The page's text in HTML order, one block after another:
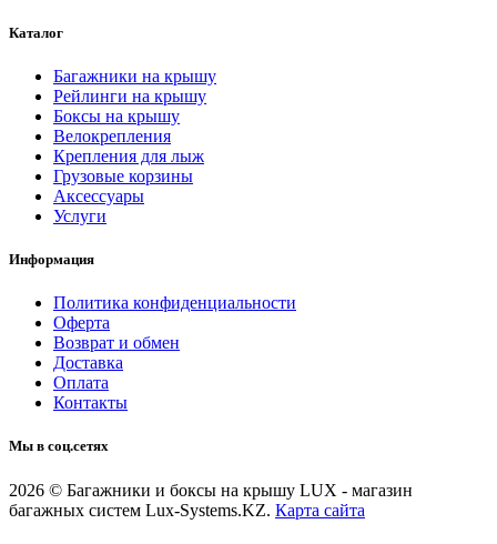
Каталог
Багажники на крышу
Рейлинги на крышу
Боксы на крышу
Велокрепления
Крепления для лыж
Грузовые корзины
Аксессуары
Услуги
Информация
Политика конфиденциальности
Оферта
Возврат и обмен
Доставка
Оплата
Контакты
Мы в соц.сетях
2026 © Багажники и боксы на крышу LUX - магазин
багажных систем Lux-Systems.KZ. Карта сайта